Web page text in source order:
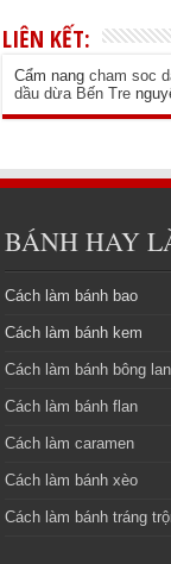
LIÊN KẾT:
Cẩm nangcham soc
dầu dừa Bến Tre
BÁNH HAY
Cách làm bánh bao
Cách làm bánh kem
Cách làm bánh bông lan
Cách làm bánh flan
Cách làm caramen
Cách làm bánh xèo
Cách làm bánh tráng